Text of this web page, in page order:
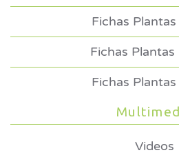
Fichas Plantas
Fichas Plantas
Fichas
Videos